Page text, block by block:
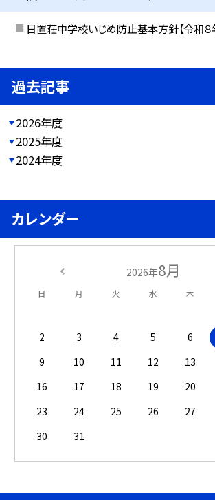
日置荘中学校いじめ防止基本方針【令和８
過去記事
2026年度
2025年度
2024年度
カレンダー
2026年8月
日 月 火 水 木
2
3 4 5 6
9
10 11 12 13
16
17 18 19 20
23
24 25 26 27
30
31